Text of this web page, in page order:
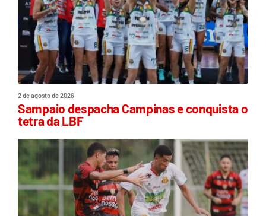
2 de agosto de 2026
Sampaio despacha Campinas e conquista o
tetra da LBF